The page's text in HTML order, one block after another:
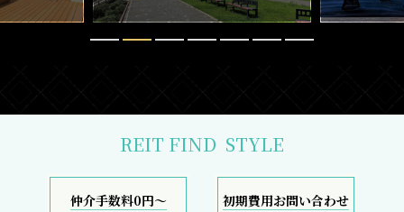
REIT FIND STYLE
仲介手数料0円～ 初期費用お問い合わせ